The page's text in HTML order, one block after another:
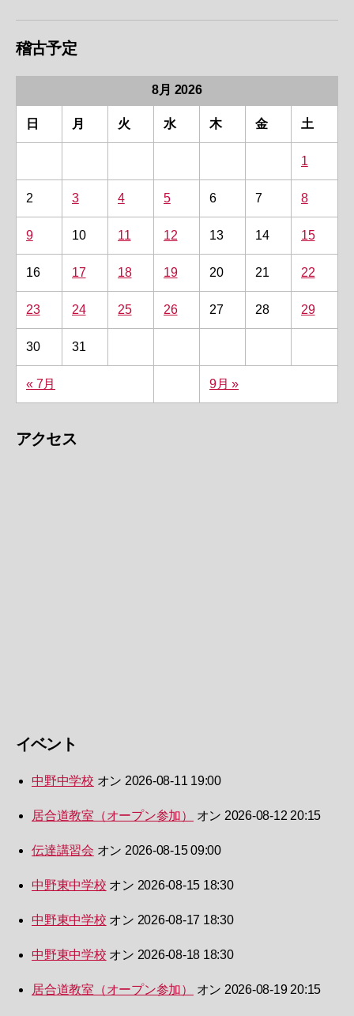
稽古予定
8月 2026
日 月 火 水 木 金 土
1
2 3 4 5 6 7 8
9 10 11 12 13 14 15
16 17 18 19 20 21 22
23 24 25 26 27 28 29
30 31
« 7月 9月 »
アクセス
イベント
中野中学校 オン 2026-08-11 19:00
居合道教室（オープン参加） オン 2026-08-12 20:15
伝達講習会 オン 2026-08-15 09:00
中野東中学校 オン 2026-08-15 18:30
中野東中学校 オン 2026-08-17 18:30
中野東中学校 オン 2026-08-18 18:30
居合道教室（オープン参加） オン 2026-08-19 20:15